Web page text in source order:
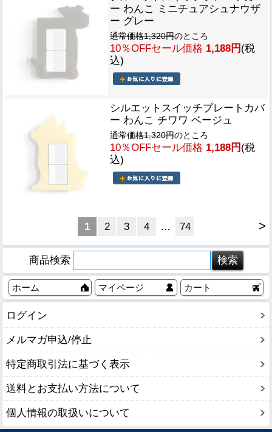
ー わんこ ミニチュアシュナウザ
ー グレー
通常価格1,320円のところ
10％OFFセール価格 1,188円 (税
込)
シルエットスイッチプレートカバ
ー わんこ チワワ ベージュ
通常価格1,320円のところ
10％OFFセール価格 1,188円 (税
込)
>
1 2 3 4 … 74
商品検索
ホーム マイページ カート
ログイン
メルマガ申込/停止
特定商取引法に基づく表示
送料とお支払い方法について
個人情報の取扱いについて